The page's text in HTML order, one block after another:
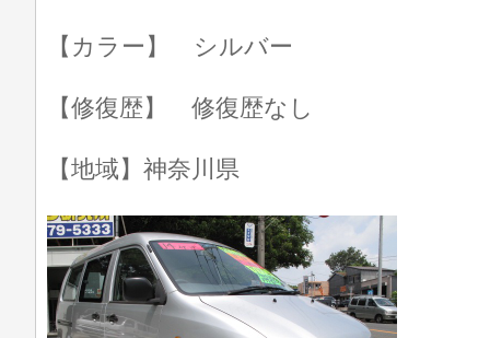
【カラー】 シルバー
【修復歴】 修復歴なし
【地域】神奈川県